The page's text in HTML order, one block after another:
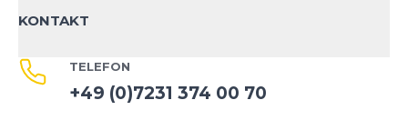
KONTAKT
TELEFON
+49 (0)7231 374 00 70